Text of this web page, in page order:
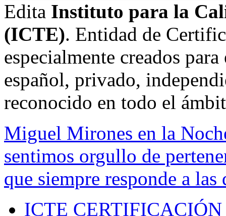
Edita Instituto para la
(ICTE). Entidad de
especialmente creados
español, privado,
reconocido en todo el
Miguel Mirones en la
sentimos orgullo de
que siempre responde a
ICTE CERTIFICACIÓN